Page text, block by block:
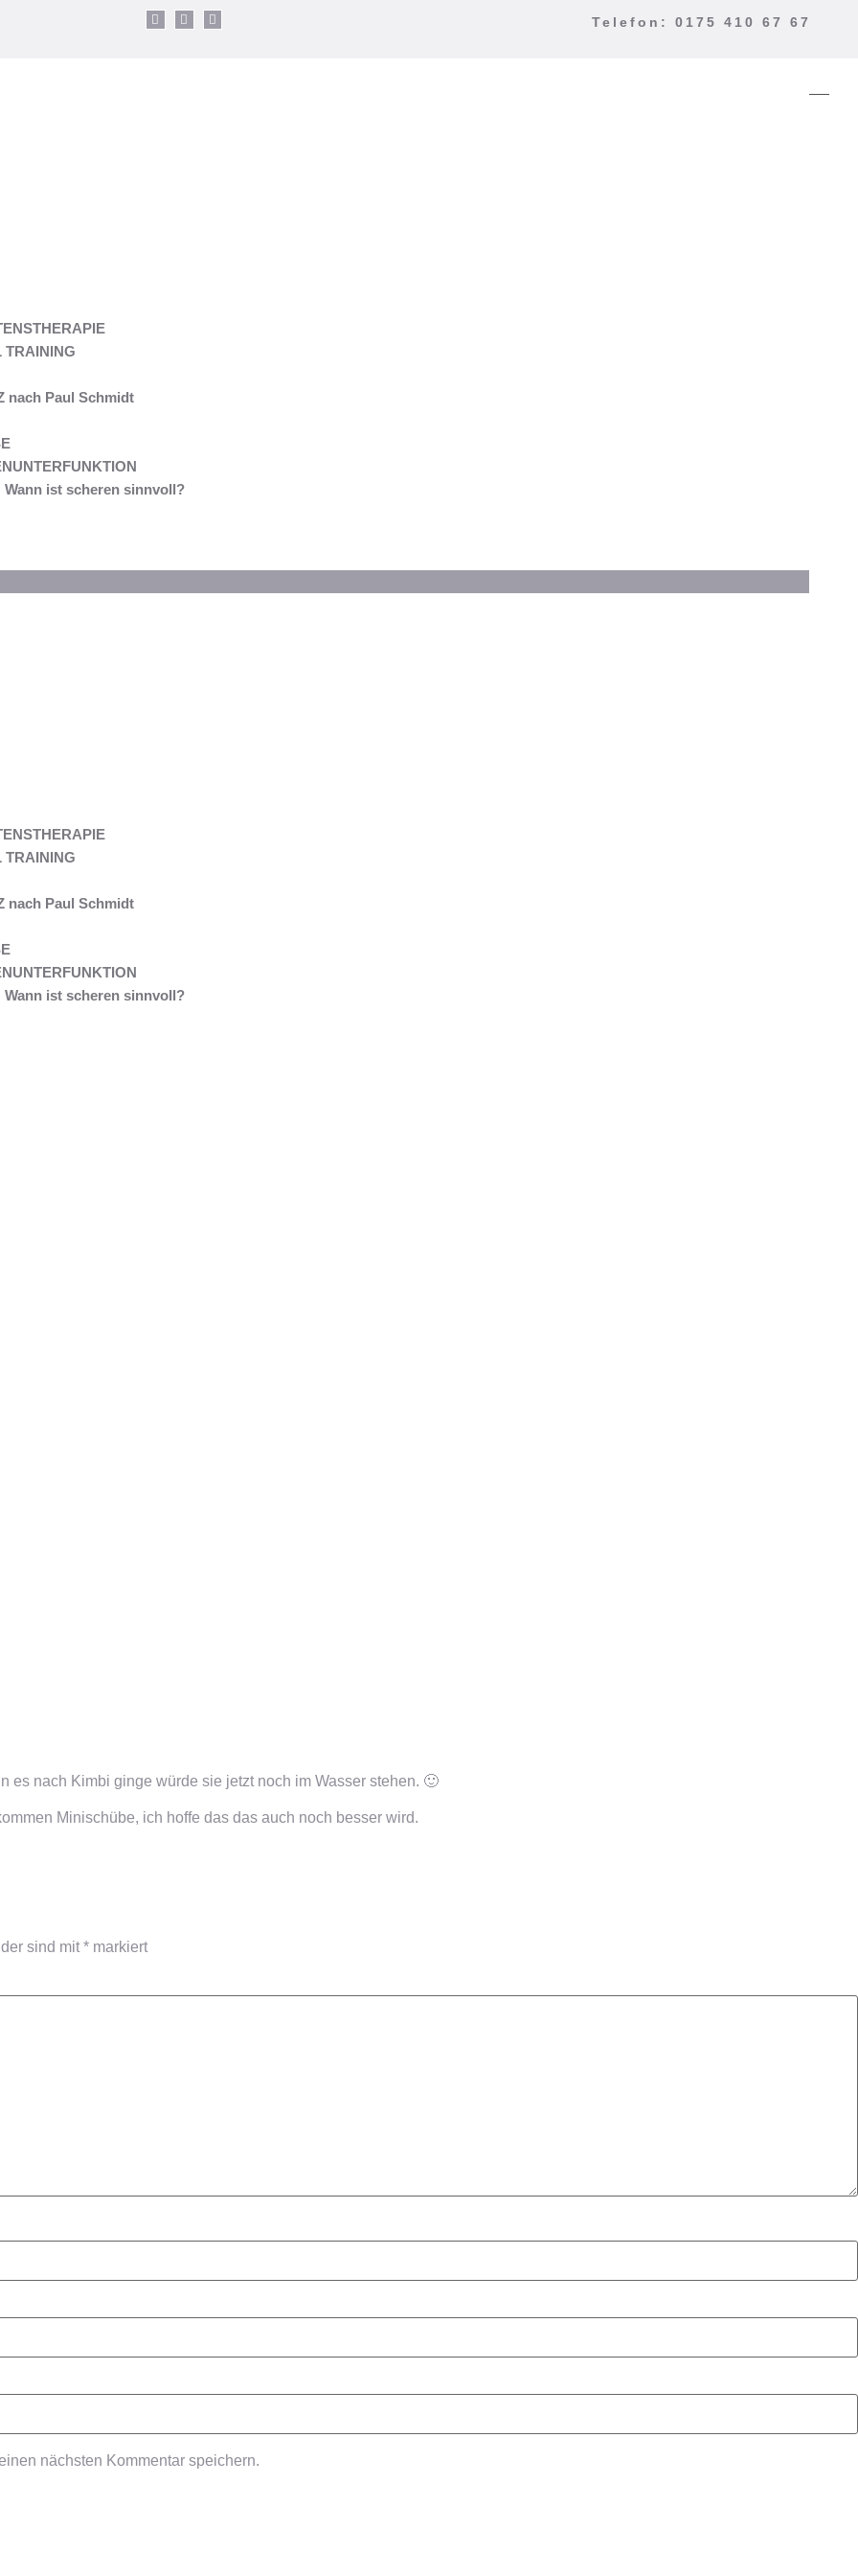
Telefon: 0175 410 67 67
TRAINING
nach Paul Schmidt
Wann ist scheren sinnvoll?
TRAINING
nach Paul Schmidt
Wann ist scheren sinnvoll?
es nach Kimbi ginge würde sie jetzt noch im Wasser stehen. 🙂
Minischübe, ich hoffe das das auch noch besser wird.
sind mit * markiert
nächsten Kommentar speichern.